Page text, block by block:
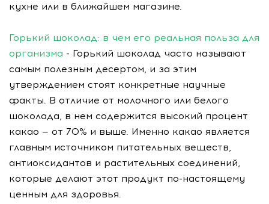
кухне или в ближайшем магазине.
Горький шоколад: в чем его реальная польза для
организма - Горький шоколад часто называют
самым полезным десертом, и за этим
утверждением стоят конкретные научные
факты. В отличие от молочного или белого
шоколада, в нем содержится высокий процент
какао — от 70% и выше. Именно какао является
главным источником питательных веществ,
антиоксидантов и растительных соединений,
которые делают этот продукт по-настоящему
ценным для здоровья.